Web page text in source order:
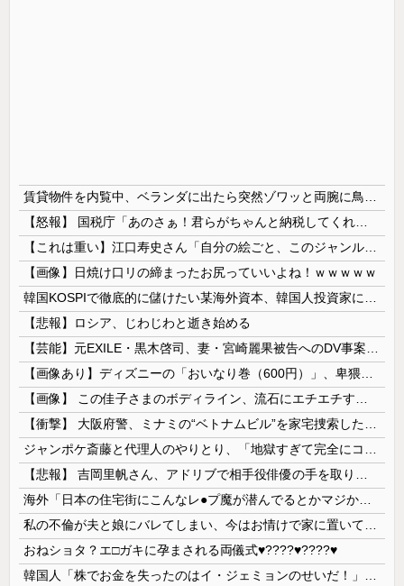
【画像】日焼け口リの締まったお尻っていいよね！ｗｗｗｗｗ
【悲報】ロシア、じわじわと逝き始める
おねショタ？エ□ガキに孕まされる両儀式♥️????♥️????♥️